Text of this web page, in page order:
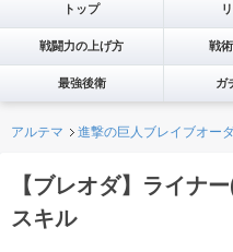
トップ
戦闘力の上げ方 戦
最強後衛 ガ
アルテマ 進撃の巨人ブレイブオー
【ブレオダ】ライナ
スキル